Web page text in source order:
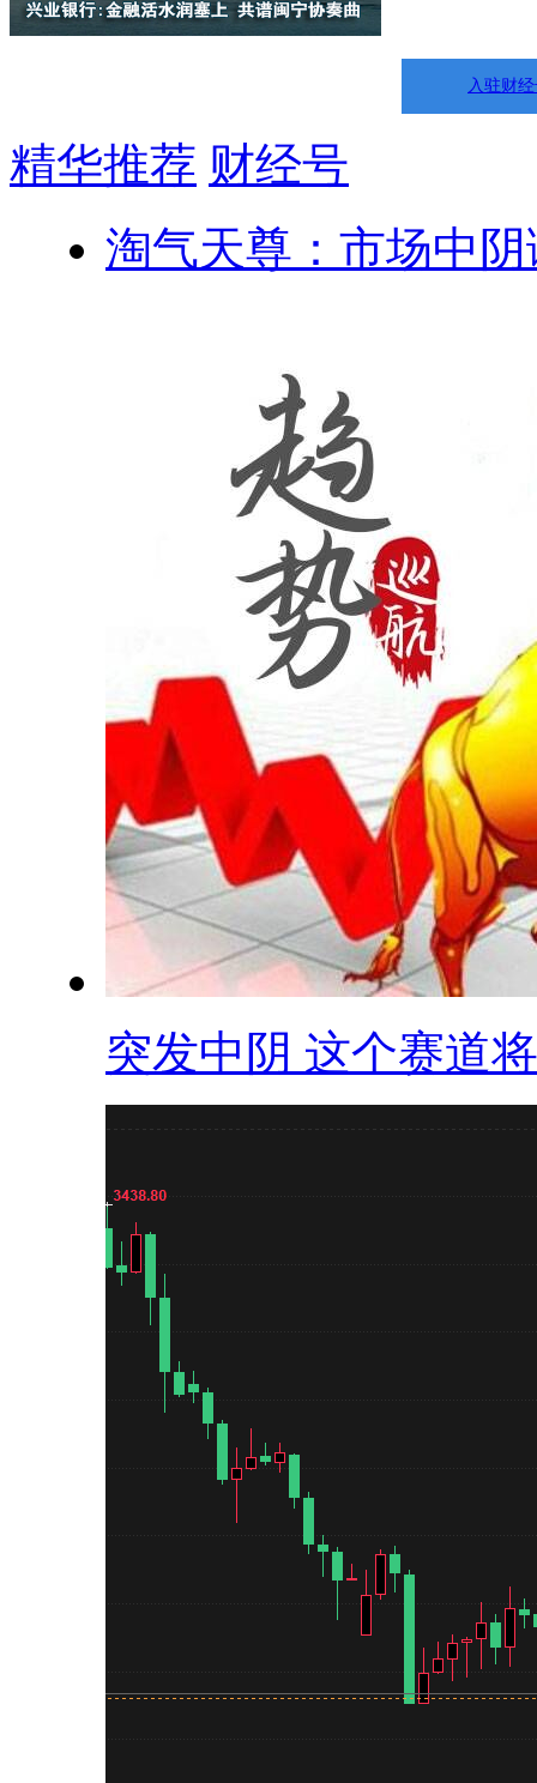
入驻财
精华推荐 财经号
淘气天尊：市场中
突发中阴 这个赛道